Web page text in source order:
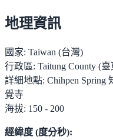
地理資訊
國家: Taiwan (台灣)
行政區: Taitung County (
詳細地點: Chihpen Spring
覺寺
海拔: 150 - 200
經緯度 (度分秒):